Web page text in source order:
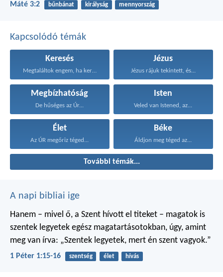
Máté 3:2 bűnbánat királyság mennyország
Kapcsolódó témák
Keresés
Megtaláltok engem, ha kerestek...
Jézus
Jézus rájuk tekintett, és...
Megbízhatóság
De hűséges az Úr...
Isten
Veled van Istened, az...
Élet
Az ÚR megőriz téged...
Béke
Áldjon meg téged az...
További témák...
A napi bibliai ige
Hanem – mivel ő, a Szent hívott el titeket – magatok is
szentek legyetek egész magatartásotokban, úgy, amint
meg van írva: „Szentek legyetek, mert én szent vagyok.”
1 Péter 1:15-16 szentség élet hívás